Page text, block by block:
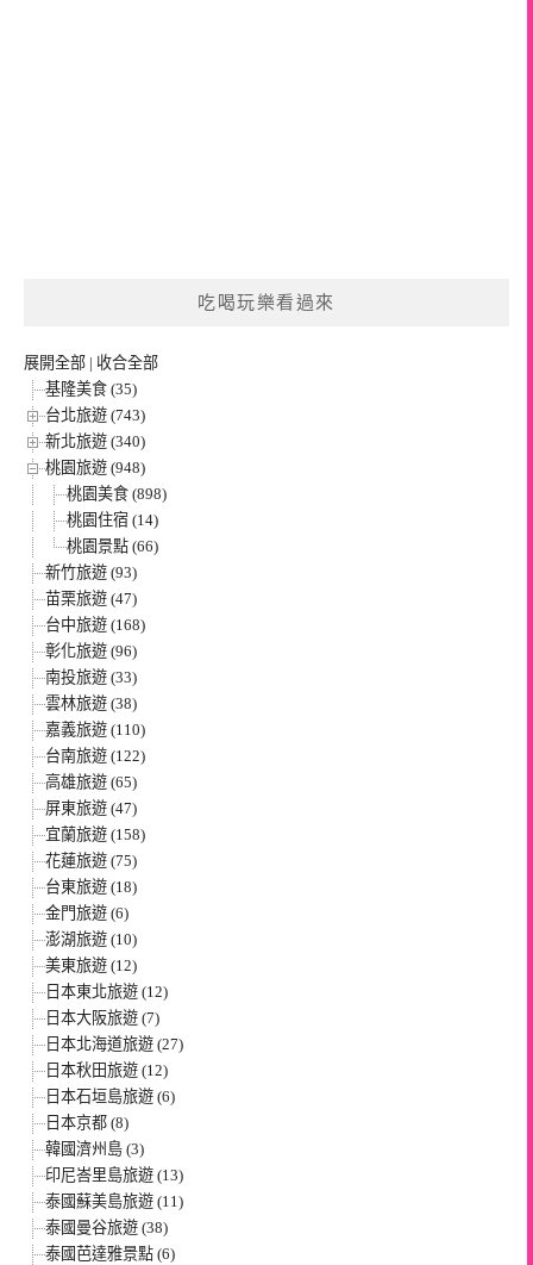
吃喝玩樂看過來
展開全部 | 收合全部
基隆美食 (35)
台北旅遊 (743)
新北旅遊 (340)
桃園旅遊 (948)
桃園美食 (898)
桃園住宿 (14)
桃園景點 (66)
新竹旅遊 (93)
苗栗旅遊 (47)
台中旅遊 (168)
彰化旅遊 (96)
南投旅遊 (33)
雲林旅遊 (38)
嘉義旅遊 (110)
台南旅遊 (122)
高雄旅遊 (65)
屏東旅遊 (47)
宜蘭旅遊 (158)
花蓮旅遊 (75)
台東旅遊 (18)
金門旅遊 (6)
澎湖旅遊 (10)
美東旅遊 (12)
日本東北旅遊 (12)
日本大阪旅遊 (7)
日本北海道旅遊 (27)
日本秋田旅遊 (12)
日本石垣島旅遊 (6)
日本京都 (8)
韓國濟州島 (3)
印尼峇里島旅遊 (13)
泰國蘇美島旅遊 (11)
泰國曼谷旅遊 (38)
泰國芭達雅景點 (6)